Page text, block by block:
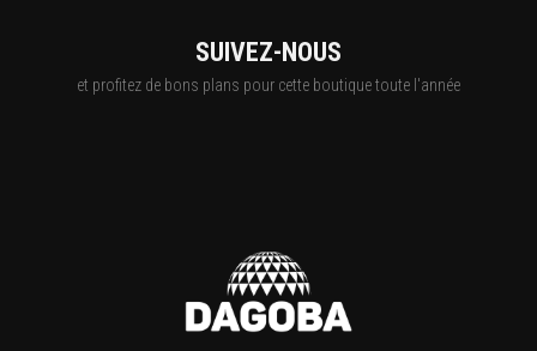
SUIVEZ-NOUS
et profitez de bons plans pour cette boutique toute l'année